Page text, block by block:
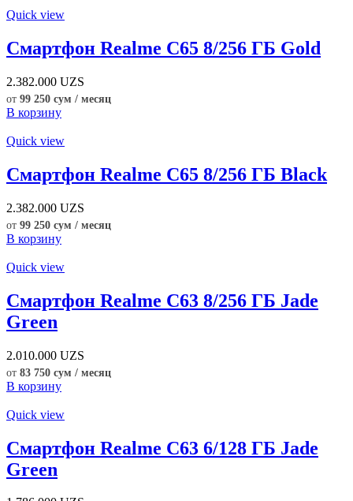
Quick view
Смартфон Realme C65 8/256 ГБ Gold
2.382.000 UZS
от 99 250 сум / месяц
В корзину
Quick view
Смартфон Realme C65 8/256 ГБ Black
2.382.000 UZS
от 99 250 сум / месяц
В корзину
Quick view
Смартфон Realme C63 8/256 ГБ Jade
Green
2.010.000 UZS
от 83 750 сум / месяц
В корзину
Quick view
Смартфон Realme C63 6/128 ГБ Jade
Green